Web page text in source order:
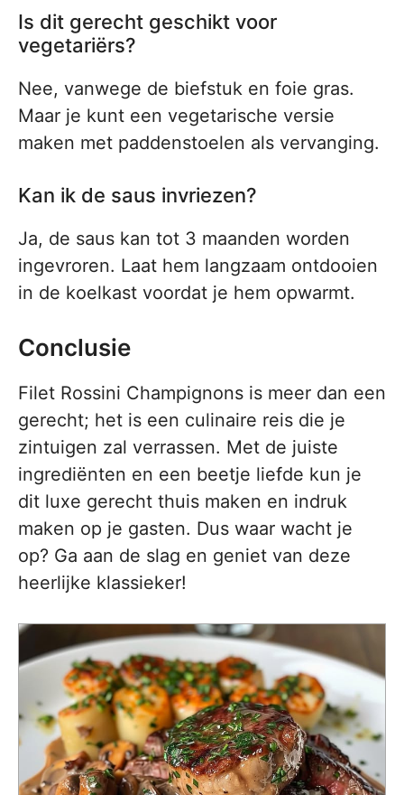
Is dit gerecht geschikt voor
vegetariërs?
Nee, vanwege de biefstuk en foie gras.
Maar je kunt een vegetarische versie
maken met paddenstoelen als vervanging.
Kan ik de saus invriezen?
Ja, de saus kan tot 3 maanden worden
ingevroren. Laat hem langzaam ontdooien
in de koelkast voordat je hem opwarmt.
Conclusie
Filet Rossini Champignons is meer dan een
gerecht; het is een culinaire reis die je
zintuigen zal verrassen. Met de juiste
ingrediënten en een beetje liefde kun je
dit luxe gerecht thuis maken en indruk
maken op je gasten. Dus waar wacht je
op? Ga aan de slag en geniet van deze
heerlijke klassieker!